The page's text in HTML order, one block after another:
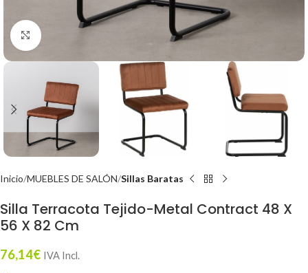
Click to enlarge
Inicio MUEBLES DE SALÓN Sillas Baratas
Silla Terracota Tejido-Metal Contract 48 X
56 X 82 Cm
76,14€ IVA Incl.